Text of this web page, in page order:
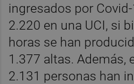
ingresados por
2.220 en una UCI, si
horas se han
1.377 altas. Además,
2.131 personas han